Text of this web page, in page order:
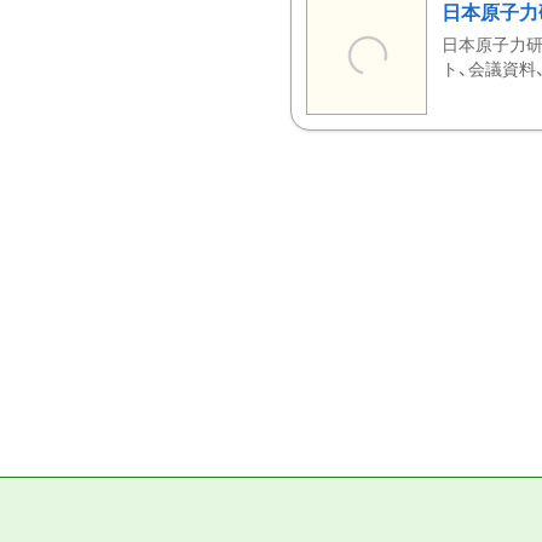
日本原子
日本原子力
ト、会議資